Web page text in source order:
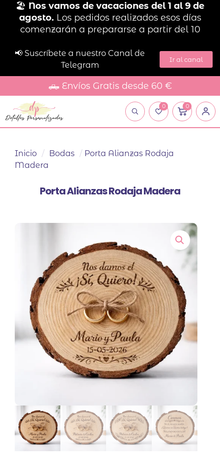
🏖️ Nos vamos de vacaciones del 1 al 9 de
agosto. Los pedidos realizados esos días
comenzarán a prepararse a partir del 10
📢 Suscríbete a nuestro Canal de
Telegram
Ir al canal
🛻 Envíos Gratis desde 60 €
0 0
Inicio / Bodas / Porta Alianzas Rodaja
Madera
Porta Alianzas Rodaja Madera